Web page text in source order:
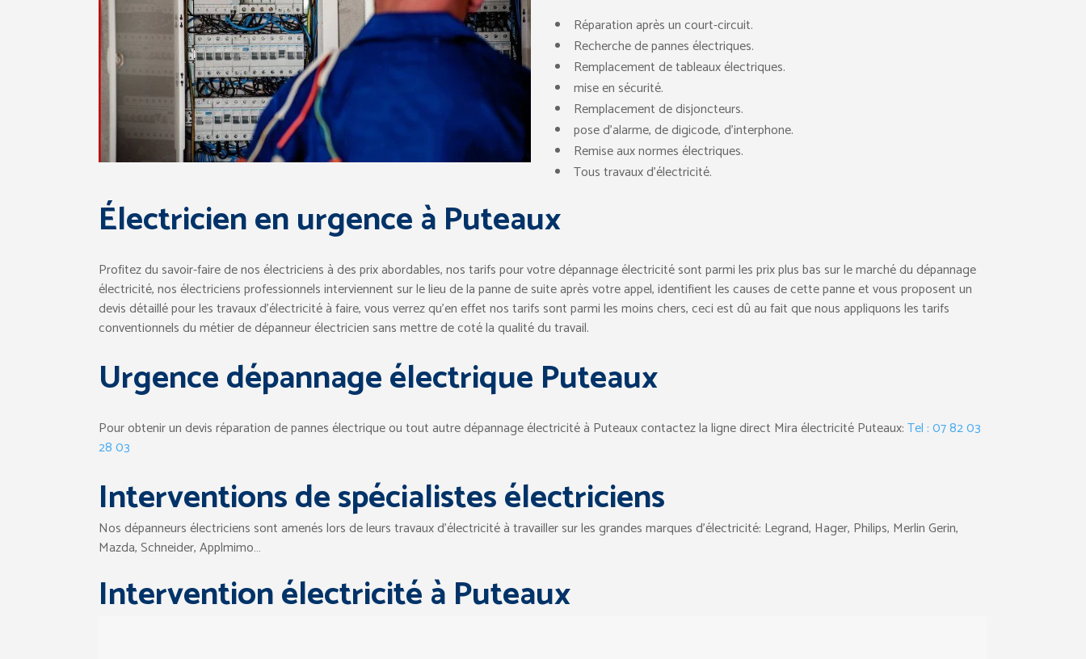
Réparation après un court-circuit.
Recherche de pannes électriques.
Remplacement de tableaux électriques.
mise en sécurité.
Remplacement de disjoncteurs.
pose d’alarme, de digicode, d’interphone.
Remise aux normes électriques.
Tous travaux d’électricité.
Électricien en urgence à Puteaux
Profitez du savoir-faire de nos électriciens à des prix abordables, nos tarifs pour votre dépannage électricité sont parmi les prix plus bas sur le marché du dépannage
électricité, nos électriciens professionnels interviennent sur le lieu de la panne de suite après votre appel, identifient les causes de cette panne et vous proposent un
devis détaillé pour les travaux d’électricité à faire, vous verrez qu’en effet nos tarifs sont parmi les moins chers, ceci est dû au fait que nous appliquons les tarifs
conventionnels du métier de dépanneur électricien sans mettre de coté la qualité du travail.
Urgence dépannage électrique Puteaux
Pour obtenir un devis réparation de pannes électrique ou tout autre dépannage électricité à Puteaux contactez la ligne direct Mira électricité Puteaux:Tel : 07 82 03
28 03
Interventions de spécialistes électriciens
Nos dépanneurs électriciens sont amenés lors de leurs travaux d’électricité à travailler sur les grandes marques d’électricité: Legrand, Hager, Philips, Merlin Gerin,
Mazda, Schneider, Applmimo…
Intervention électricité à Puteaux